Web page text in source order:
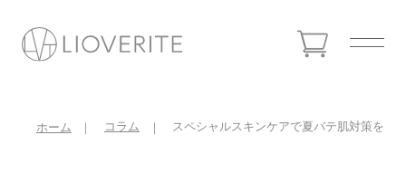
ホーム コラム スペシャルスキンケアで夏バテ肌対策を